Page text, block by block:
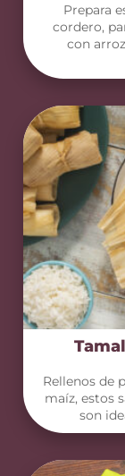
Prepara
cordero,
con
Rellenos de
maíz, estos
son